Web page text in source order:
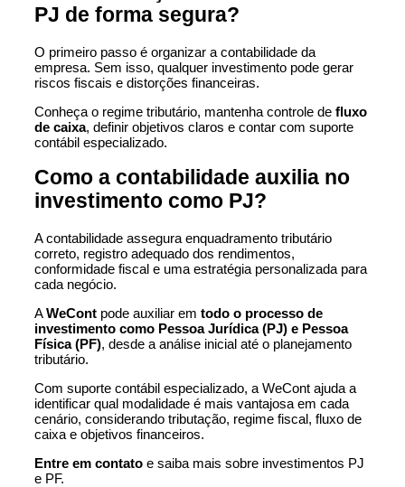
PJ de forma segura?
O primeiro passo é organizar a contabilidade da
empresa. Sem isso, qualquer investimento pode gerar
riscos fiscais e distorções financeiras.
Conheça o regime tributário, mantenha controle de fluxo
de caixa, definir objetivos claros e contar com suporte
contábil especializado.
Como a contabilidade auxilia no
investimento como PJ?
A contabilidade assegura enquadramento tributário
correto, registro adequado dos rendimentos,
conformidade fiscal e uma estratégia personalizada para
cada negócio.
AWeCont pode auxiliar em todo o processo de
investimento como Pessoa Jurídica (PJ) e Pessoa
Física (PF), desde a análise inicial até o planejamento
tributário.
Com suporte contábil especializado, a WeCont ajuda a
identificar qual modalidade é mais vantajosa em cada
cenário, considerando tributação, regime fiscal, fluxo de
caixa e objetivos financeiros.
Entre em contato e saiba mais sobre investimentos PJ
e PF.